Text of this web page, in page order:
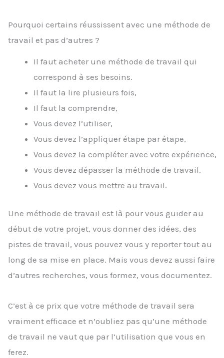
Pourquoi certains réussissent avec une méthode de
travail et pas d’autres ?
Il faut acheter une méthode de travail qui
correspond à ses besoins.
Il faut la lire plusieurs fois,
Il faut la comprendre,
Vous devez l’utiliser,
Vous devez l’appliquer étape par étape,
Vous devez la compléter avec votre expérience,
Vous devez dépasser la méthode de travail.
Vous devez vous mettre au travail.
Une méthode de travail est là pour vous guider au
début de votre projet, vous donner des idées, des
pistes de travail, vous pouvez vous y reporter tout au
long de sa mise en place. Mais vous devez aussi faire
d’autres recherches, vous formez, vous documentez.
C’est à ce prix que votre méthode de travail sera
vraiment efficace et n’oubliez pas qu’une méthode
de travail ne vaut que par l’utilisation que vous en
ferez.